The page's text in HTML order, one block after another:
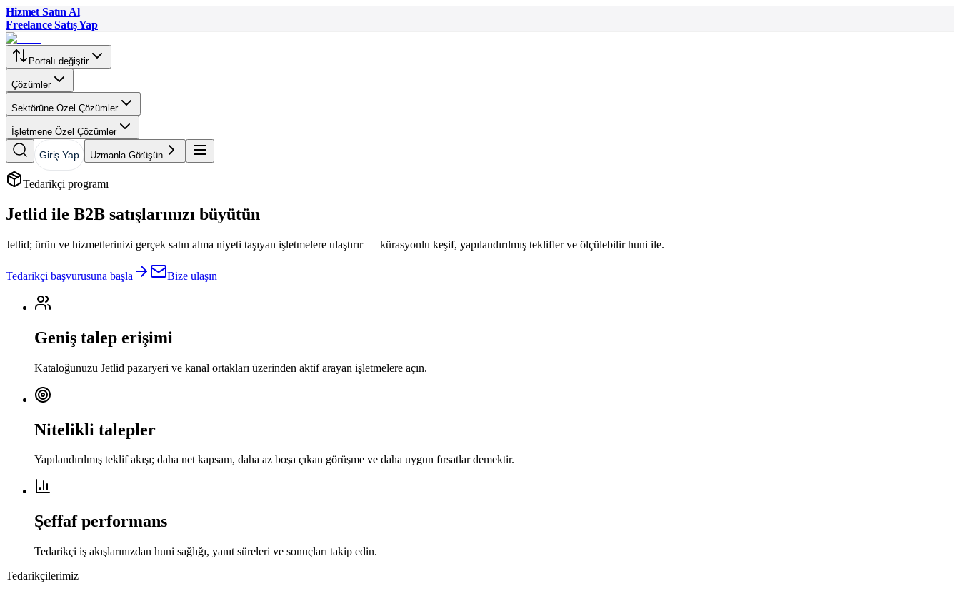
Hizmet Satın Al
Freelance Satış Yap
Portalı değiştir
Çözümler
Sektörüne Özel Çözümler
İşletmene Özel Çözümler
Giriş Yap Uzmanla Görüşün
Tedarikçi programı
Jetlid ile B2B satışlarınızı büyütün
Jetlid; ürün ve hizmetlerinizi gerçek satın alma niyeti taşıyan işletmelere ulaştırır — kürasyonlu keşif, yapılandırılmış teklifler ve ölçülebilir huni ile.
Tedarikçi başvurusuna başla Bize ulaşın
Geniş talep erişimi
Kataloğunuzu Jetlid pazaryeri ve kanal ortakları üzerinden aktif arayan işletmelere açın.
Nitelikli talepler
Yapılandırılmış teklif akışı; daha net kapsam, daha az boşa çıkan görüşme ve daha uygun fırsatlar demektir.
Şeffaf performans
Tedarikçi iş akışlarınızdan huni sağlığı, yanıt süreleri ve sonuçları takip edin.
Tedarikçilerimiz